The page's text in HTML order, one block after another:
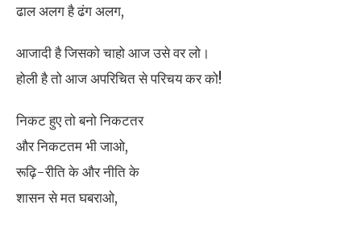
ढाल अलग है ढंग अलग,
आजादी है जिसको चाहो आज उसे वर लो।
होली है तो आज अपरिचित से परिचय कर को!
निकट हुए तो बनो निकटतर
और निकटतम भी जाओ,
रूढ़ि-रीति के और नीति के
शासन से मत घबराओ,